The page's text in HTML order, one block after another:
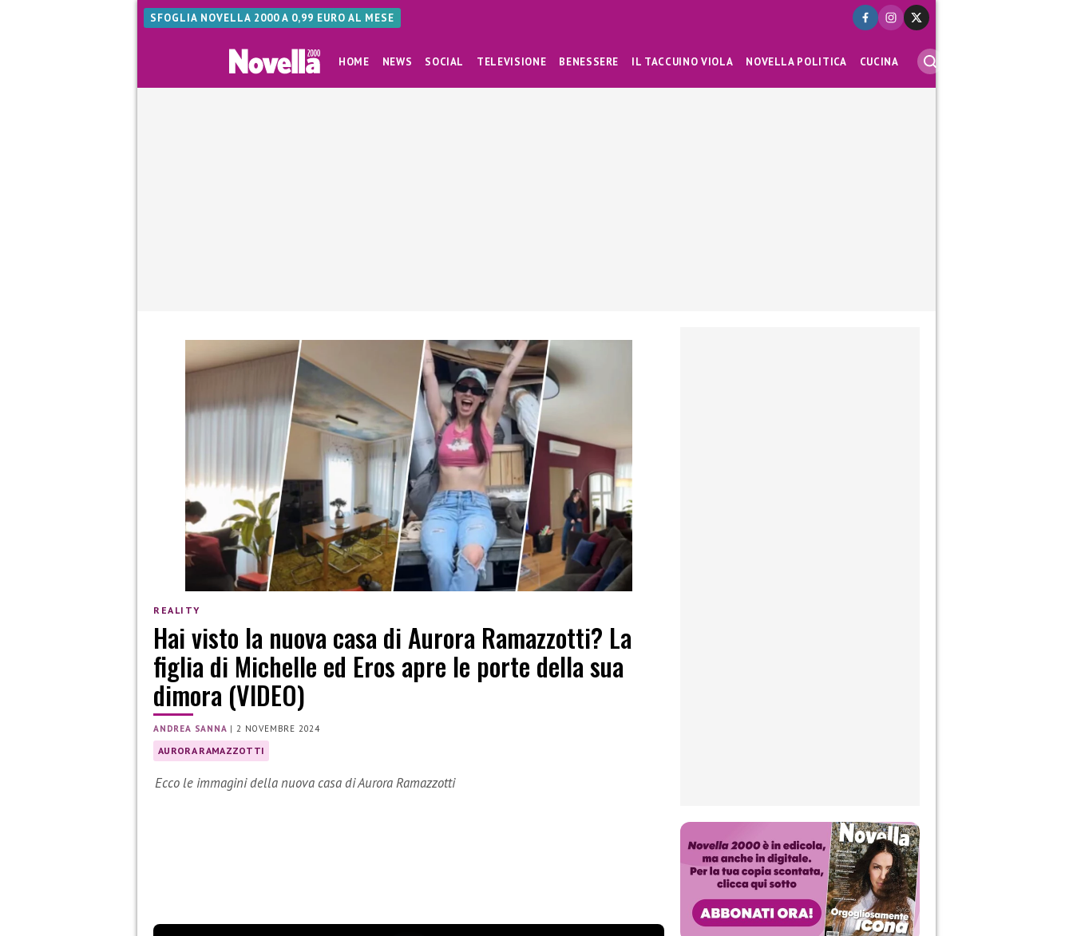
SFOGLIA NOVELLA 2000 A 0,99 EURO AL MESE
HOME NEWS SOCIAL TELEVISIONE BENESSERE IL TACCUINO VIOLA NOVELLA POLITICA CUCINA
REALITY
Hai visto la nuova casa di Aurora Ramazzotti? La
figlia di Michelle ed Eros apre le porte della sua
dimora (VIDEO)
ANDREA SANNA |2 NOVEMBRE 2024
AURORA RAMAZZOTTI
Ecco le immagini della nuova casa di Aurora Ramazzotti